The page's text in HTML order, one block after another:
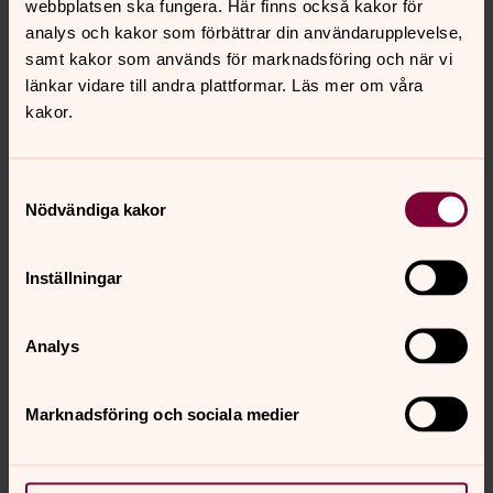
webbplatsen ska fungera. Här finns också kakor för
analys och kakor som förbättrar din användarupplevelse,
samt kakor som används för marknadsföring och när vi
länkar vidare till andra plattformar. Läs mer om våra
kakor.
Nödvändiga kakor
Inställningar
Analys
Marknadsföring och sociala medier
allra flesta är ceremonin ett tillfälle att få ta farväl av den
döda. Vad innebär de olika alternativen?
Kyrkogårdar
pastoratets kyrkogårdar och gravar, till exempel
gravskötsel eller gravrättsinnehavare. Visste du att i
Valbo-Hedesunda pastorat finns Gästriklands äldsta
Begravningsavgift betalar alla som är folkbokförda i
samfundstillhörighet, får en värdig behandling när de